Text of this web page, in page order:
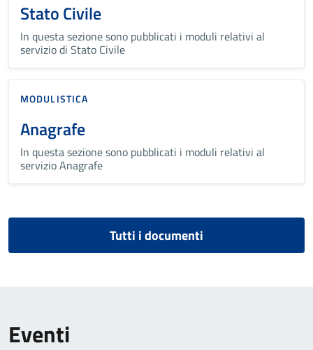
Stato Civile
In questa sezione sono pubblicati i moduli relativi al
servizio di Stato Civile
MODULISTICA
Anagrafe
In questa sezione sono pubblicati i moduli relativi al
servizio Anagrafe
Tutti i documenti
Eventi